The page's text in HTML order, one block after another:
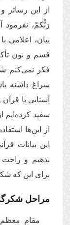
از این رساتر
رَبُّکمْ، نفرمود
بیان،
قسم و نون
فکر نمی‌کنم
سراغ داشته
آشنایی با
سفید کرده‌ایم
از این‌ها
این بیانات
بدهیم و
برای این که
مراحل
مقام